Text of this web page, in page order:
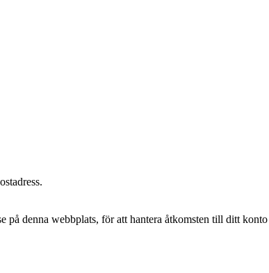
denna webbplats, för att hantera åtkomsten till ditt